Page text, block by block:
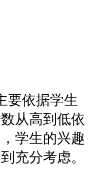
依据学生
从高到低依
学生的兴趣
充分考虑。